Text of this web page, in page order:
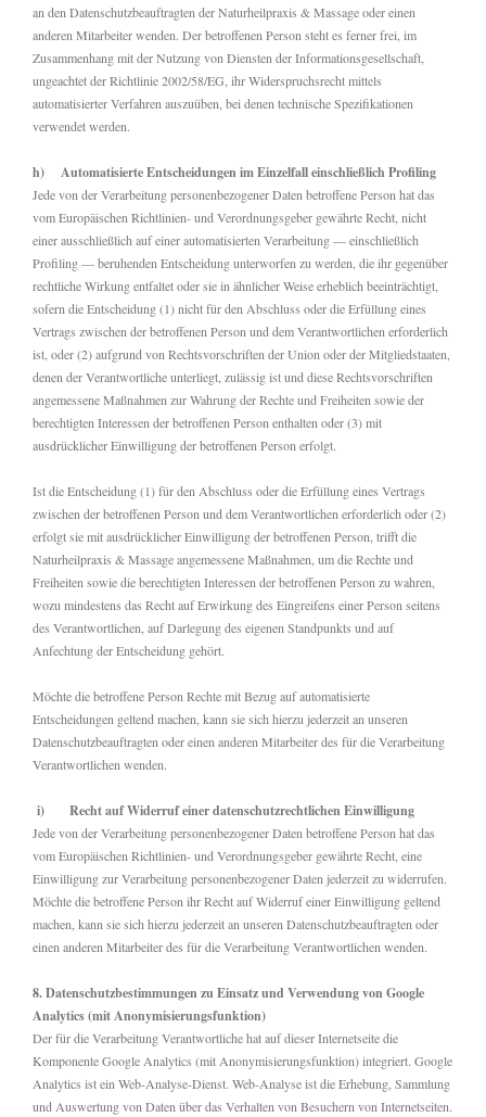
an den Datenschutzbeauftragten der Naturheilpraxis & Massage oder einen
anderen Mitarbeiter wenden. Der betroffenen Person steht es ferner frei, im
Zusammenhang mit der Nutzung von Diensten der Informationsgesellschaft,
ungeachtet der Richtlinie 2002/58/EG, ihr Widerspruchsrecht mittels
automatisierter Verfahren auszuüben, bei denen technische Spezifikationen
verwendet werden.
h) Automatisierte Entscheidungen im Einzelfall einschließlich Profiling
Jede von der Verarbeitung personenbezogener Daten betroffene Person hat das
vom Europäischen Richtlinien- und Verordnungsgeber gewährte Recht, nicht
einer ausschließlich auf einer automatisierten Verarbeitung — einschließlich
Profiling — beruhenden Entscheidung unterworfen zu werden, die ihr gegenüber
rechtliche Wirkung entfaltet oder sie in ähnlicher Weise erheblich beeinträchtigt,
sofern die Entscheidung (1) nicht für den Abschluss oder die Erfüllung eines
Vertrags zwischen der betroffenen Person und dem Verantwortlichen erforderlich
ist, oder (2) aufgrund von Rechtsvorschriften der Union oder der Mitgliedstaaten,
denen der Verantwortliche unterliegt, zulässig ist und diese Rechtsvorschriften
angemessene Maßnahmen zur Wahrung der Rechte und Freiheiten sowie der
berechtigten Interessen der betroffenen Person enthalten oder (3) mit
ausdrücklicher Einwilligung der betroffenen Person erfolgt.
Ist die Entscheidung (1) für den Abschluss oder die Erfüllung eines Vertrags
zwischen der betroffenen Person und dem Verantwortlichen erforderlich oder (2)
erfolgt sie mit ausdrücklicher Einwilligung der betroffenen Person, trifft die
Naturheilpraxis & Massage angemessene Maßnahmen, um die Rechte und
Freiheiten sowie die berechtigten Interessen der betroffenen Person zu wahren,
wozu mindestens das Recht auf Erwirkung des Eingreifens einer Person seitens
des Verantwortlichen, auf Darlegung des eigenen Standpunkts und auf
Anfechtung der Entscheidung gehört.
Möchte die betroffene Person Rechte mit Bezug auf automatisierte
Entscheidungen geltend machen, kann sie sich hierzu jederzeit an unseren
Datenschutzbeauftragten oder einen anderen Mitarbeiter des für die Verarbeitung
Verantwortlichen wenden.
i) Recht auf Widerruf einer datenschutzrechtlichen Einwilligung
Jede von der Verarbeitung personenbezogener Daten betroffene Person hat das
vom Europäischen Richtlinien- und Verordnungsgeber gewährte Recht, eine
Einwilligung zur Verarbeitung personenbezogener Daten jederzeit zu widerrufen.
Möchte die betroffene Person ihr Recht auf Widerruf einer Einwilligung geltend
machen, kann sie sich hierzu jederzeit an unseren Datenschutzbeauftragten oder
einen anderen Mitarbeiter des für die Verarbeitung Verantwortlichen wenden.
8. Datenschutzbestimmungen zu Einsatz und Verwendung von Google
Analytics (mit Anonymisierungsfunktion)
Der für die Verarbeitung Verantwortliche hat auf dieser Internetseite die
Komponente Google Analytics (mit Anonymisierungsfunktion) integriert. Google
Analytics ist ein Web-Analyse-Dienst. Web-Analyse ist die Erhebung, Sammlung
und Auswertung von Daten über das Verhalten von Besuchern von Internetseiten.